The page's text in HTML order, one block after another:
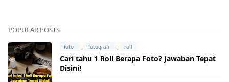
POPULAR POSTS
foto , fotografi , roll
Cari tahu 1 Roll Berapa Foto? Jawaban Tepat
Disini!